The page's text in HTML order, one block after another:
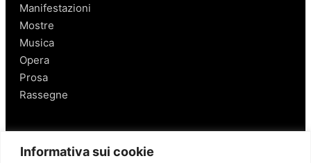
Informativa sui cookie
Manifestazioni
Mostre
Musica
Opera
Prosa
Rassegne
Salerno